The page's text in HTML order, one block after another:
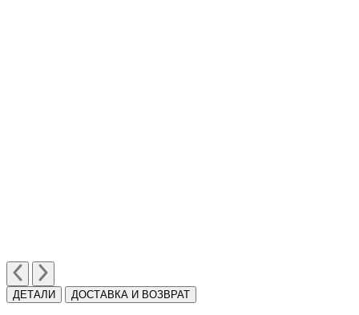
ДЕТАЛИ ДОСТАВКА И ВОЗВРАТ